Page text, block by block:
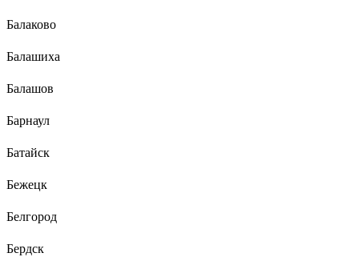
Балаково
Балашиха
Балашов
Барнаул
Батайск
Бежецк
Белгород
Бердск